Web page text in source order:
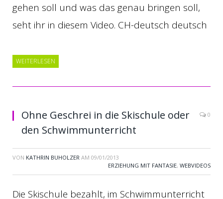
gehen soll und was das genau bringen soll,
seht ihr in diesem Video. CH-deutsch deutsch
WEITERLESEN
Ohne Geschrei in die Skischule oder
den Schwimmunterricht
0
VON KATHRIN BUHOLZER AM 09/01/2013
ERZIEHUNG MIT FANTASIE, WEBVIDEOS
Die Skischule bezahlt, im Schwimmunterricht